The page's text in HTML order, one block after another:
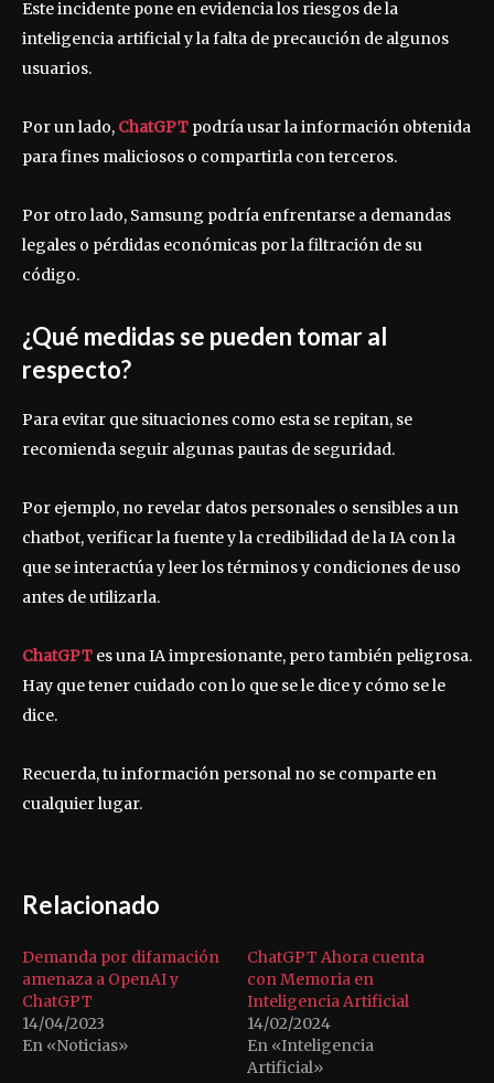
Este incidente pone en evidencia los riesgos de la
inteligencia artificial y la falta de precaución de algunos
usuarios.
Por un lado, ChatGPT podría usar la información obtenida
para fines maliciosos o compartirla con terceros.
Por otro lado, Samsung podría enfrentarse a demandas
legales o pérdidas económicas por la filtración de su
código.
¿Qué medidas se pueden tomar al
respecto?
Para evitar que situaciones como esta se repitan, se
recomienda seguir algunas pautas de seguridad.
Por ejemplo, no revelar datos personales o sensibles a un
chatbot, verificar la fuente y la credibilidad de la IA con la
que se interactúa y leer los términos y condiciones de uso
antes de utilizarla.
ChatGPT es una IA impresionante, pero también peligrosa.
Hay que tener cuidado con lo que se le dice y cómo se le
dice.
Recuerda, tu información personal no se comparte en
cualquier lugar.
Relacionado
Demanda por difamación
amenaza a OpenAI y
ChatGPT
14/04/2023
En «Noticias»
ChatGPT Ahora cuenta
con Memoria en
Inteligencia Artificial
14/02/2024
En «Inteligencia
Artificial»